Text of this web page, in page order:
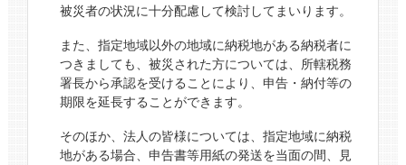
被災者の状況に十分配慮して検討してまいります。
また、指定地域以外の地域に納税地がある納税者に
つきましても、被災された方については、所轄税務
署長から承認を受けることにより、申告・納付等の
期限を延長することができます。
そのほか、法人の皆様については、指定地域に納税
地がある場合、申告書等用紙の発送を当面の間、見